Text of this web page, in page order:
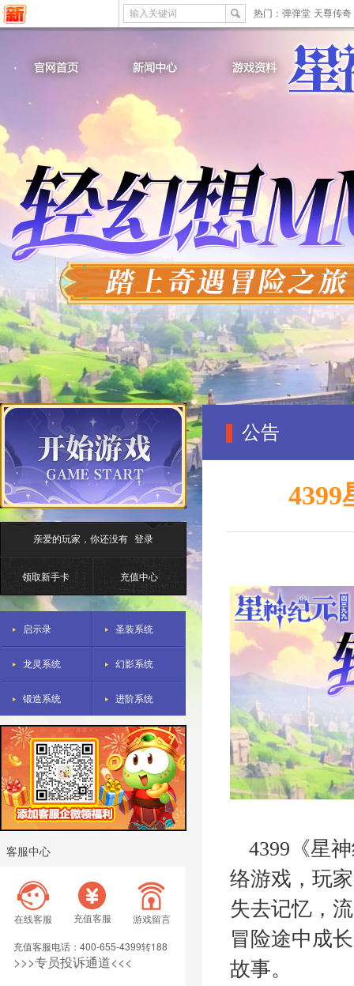
输入关键词 热门： 弹弹堂 天尊传奇
亲爱的玩家，你还没有 登录
领取新手卡 充值中心
启示录 圣装系统
龙灵系统 幻影系统
锻造系统 进阶系统
客服中心
在线客服 充值客服 游戏留言
充值客服电话：400-655-4399转188
>>>专员投诉通道<<<
公告
4399
4399《星
络游戏，玩
失去记忆，
冒险途中成
故事。